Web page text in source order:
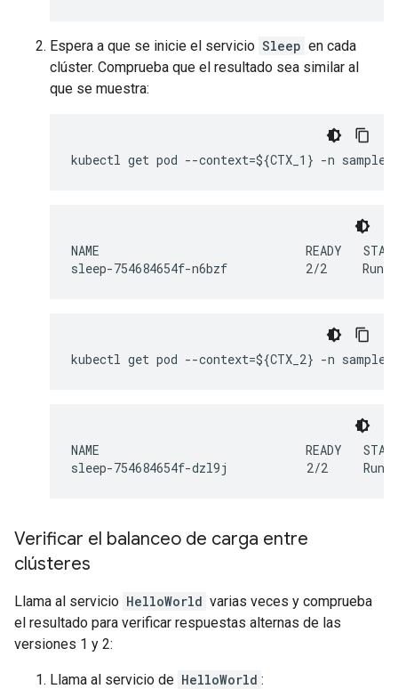
Espera a que se inicie el servicio Sleep en cada
clúster. Comprueba que el resultado sea similar al
que se muestra:
kubectl get pod --context=${CTX_1} -n sample
NAME                             READY   STATUS
sleep-754684654f-n6bzf           2/2
kubectl get pod --context=${CTX_2} -n sample
NAME                             READY   STATUS
sleep-754684654f-dzl9j           2/2
Verificar el balanceo de carga entre
clústeres
Llama al servicio HelloWorld varias veces y comprueba
el resultado para verificar respuestas alternas de las
versiones 1 y 2:
Llama al servicio de HelloWorld :